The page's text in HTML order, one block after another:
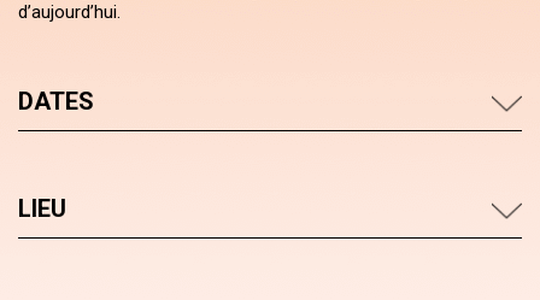
d’aujourd’hui.
DATES
LIEU